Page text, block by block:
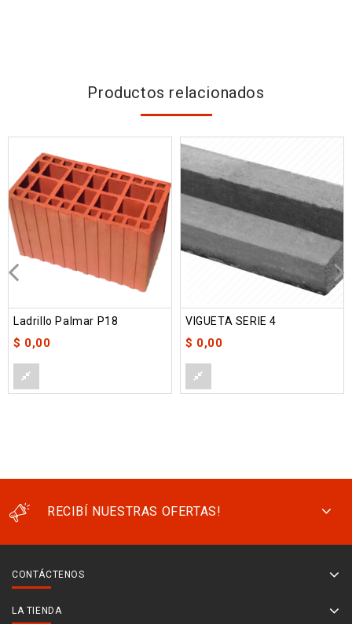
Productos relacionados
Ladrillo Palmar P18
$ 0,00
VIGUETA SERIE 4
$ 0,00
RECIBÍ NUESTRAS OFERTAS!
CONTÁCTENOS
LA TIENDA